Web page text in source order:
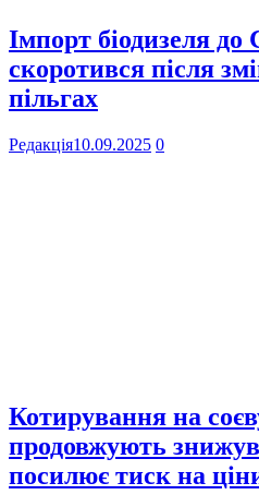
Імпорт біодизеля
скоротився після
пільгах
Редакція10.09.2025 0
Котирування на
продовжують
посилює тиск на